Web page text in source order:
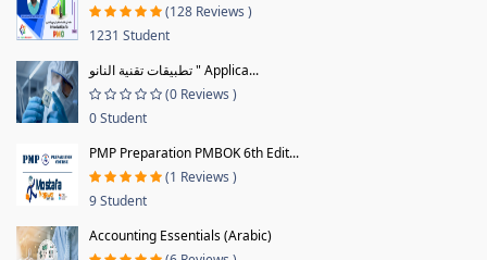
(128 Reviews )
1231 Student
تطبيقات تقنية النانو " Applica...
(0 Reviews )
0 Student
PMP Preparation PMBOK 6th Edit...
(1 Reviews )
9 Student
Accounting Essentials (Arabic)